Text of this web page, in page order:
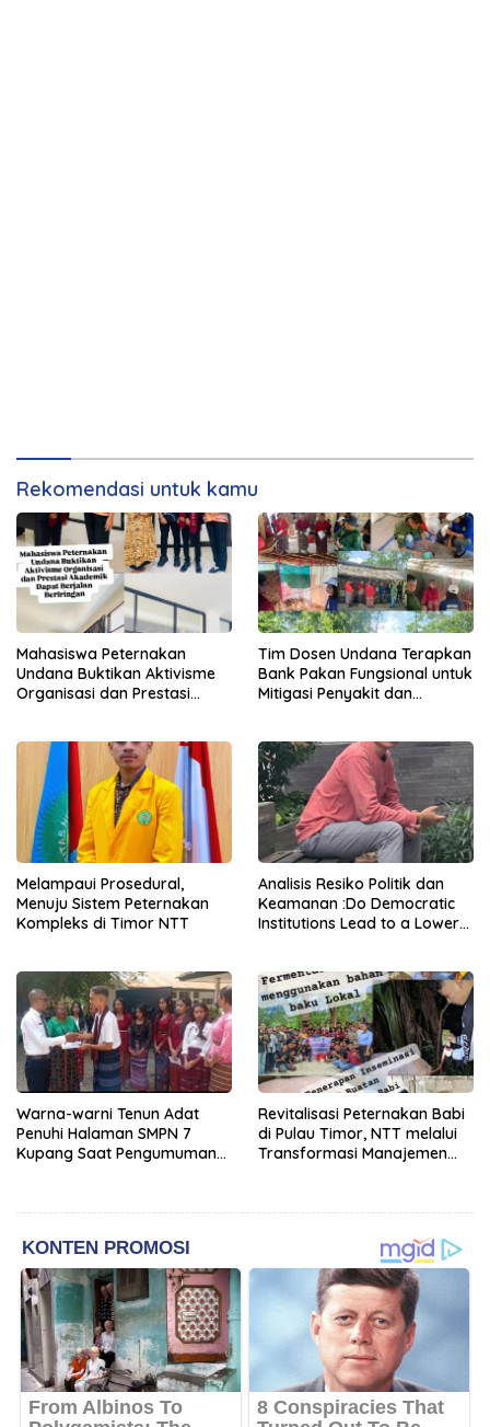
Rekomendasi untuk kamu
Mahasiswa Peternakan
Undana Buktikan Aktivisme
Organisasi dan Prestasi
Tim Dosen Undana Terapkan
Bank Pakan Fungsional untuk
Mitigasi Penyakit dan
Melampaui Prosedural,
Menuju Sistem Peternakan
Kompleks di Timor NTT
Analisis Resiko Politik dan
Keamanan :Do Democratic
Institutions Lead to a Lower
Warna-warni Tenun Adat
Penuhi Halaman SMPN 7
Kupang Saat Pengumuman
Revitalisasi Peternakan Babi
di Pulau Timor, NTT melalui
Transformasi Manajemen